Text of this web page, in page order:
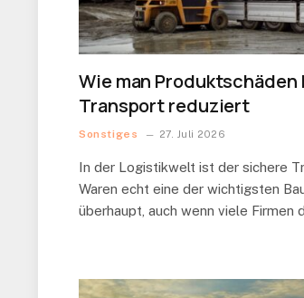
Wie man Produktschäden
Transport reduziert
Sonstiges 27. Juli 2026
In der Logistikwelt ist der sichere
Waren echt eine der wichtigsten
überhaupt, auch wenn viele Firmen